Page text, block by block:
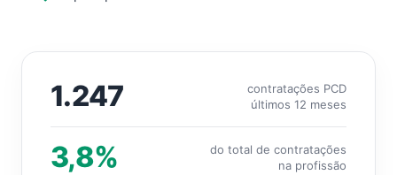
1.247
contratações PCD
últimos 12 meses
3,8%
do total de contratações
na profissão